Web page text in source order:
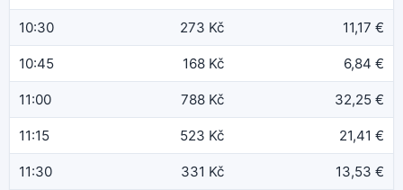
10:30 273 Kč 11,17 €
10:45 168 Kč 6,84 €
11:00 788 Kč 32,25 €
11:15 523 Kč 21,41 €
11:30 331 Kč 13,53 €